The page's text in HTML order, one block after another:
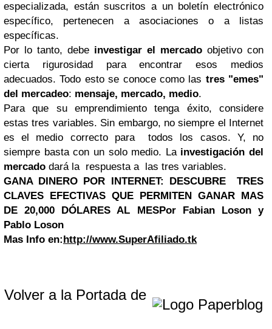
especializada, están suscritos a un boletín electrónico
específico, pertenecen a asociaciones o a listas
específicas.
Por lo tanto, debe investigar el mercado objetivo con
cierta rigurosidad para encontrar esos medios
adecuados. Todo esto se conoce como las tres "emes"
del mercadeo: mensaje, mercado, medio.
Para que su emprendimiento tenga éxito, considere
estas tres variables. Sin embargo, no siempre el Internet
es el medio correcto para todos los casos. Y, no
siempre basta con un solo medio. La investigación del
mercado dará la respuesta a las tres variables.
GANA DINERO POR INTERNET: DESCUBRE TRES
CLAVES EFECTIVAS QUE PERMITEN GANAR MAS
DE 20,000 DÓLARES AL MESPor Fabian Loson y
Pablo Loson
Mas Info en:http://www.SuperAfiliado.tk
Volver a la Portada de